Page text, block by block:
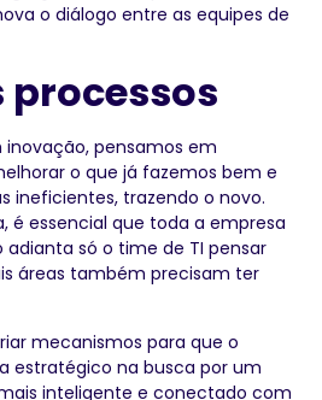
o diálogo entre as equipes de
processos
pensamos em
o que já fazemos bem e
ineficientes, trazendo o novo.
é essencial que toda a empresa
adianta só o time de TI pensar
áreas também precisam ter
mecanismos para que o
estratégico na busca por um
inteligente e conectado com